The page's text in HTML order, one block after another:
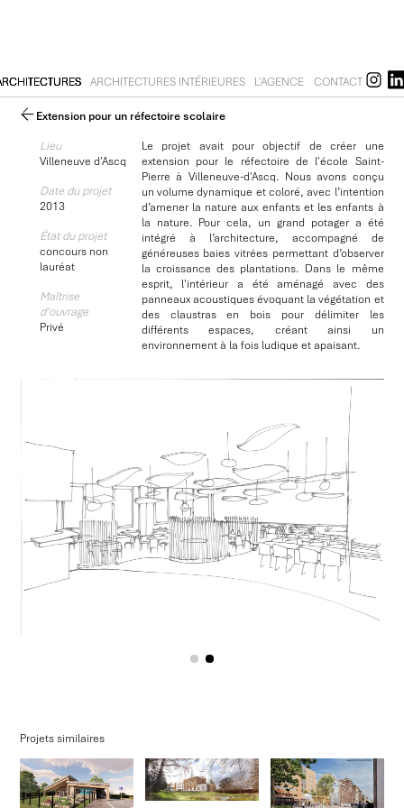
ARCHITECTURES INTÉRIEURES L'AGENCE CONTACT
Extension pour un réfectoire scolaire
Lieu
Villeneuve d'Ascq
Date du projet
2013
État du projet
concours non
lauréat
Maîtrise
d'ouvrage
Privé
Le projet avait pour objectif de créer une
extension pour le réfectoire de l'école Saint-
Pierre à Villeneuve-d'Ascq. Nous avons conçu
un volume dynamique et coloré, avec l’intention
d’amener la nature aux enfants et les enfants à
la nature. Pour cela, un grand potager a été
intégré à l’architecture, accompagné de
généreuses baies vitrées permettant d’observer
la croissance des plantations. Dans le même
esprit, l'intérieur a été aménagé avec des
panneaux acoustiques évoquant la végétation et
des claustras en bois pour délimiter les
différents espaces, créant ainsi un
environnement à la fois ludique et apaisant.
Projets similaires